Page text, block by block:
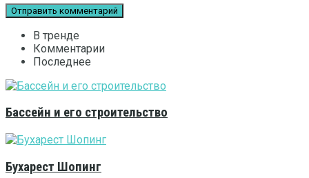
В тренде
Комментарии
Последнее
Бассейн и его строительство
Бухарест Шопинг